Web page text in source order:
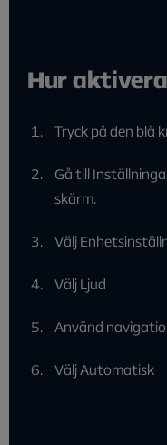
Hur
Tryck på den blå
Gå till
skärm.
Välj
Välj Ljud
Använd
Välj Automatisk